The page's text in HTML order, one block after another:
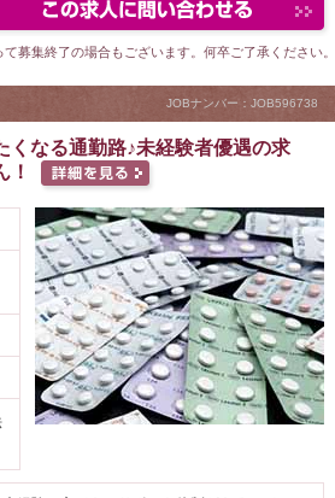
募集終了の場合もございます。何卒ご了承ください。
JOBナンバー：JOB596738
くなる通勤路♪未経験者優遇の求
！